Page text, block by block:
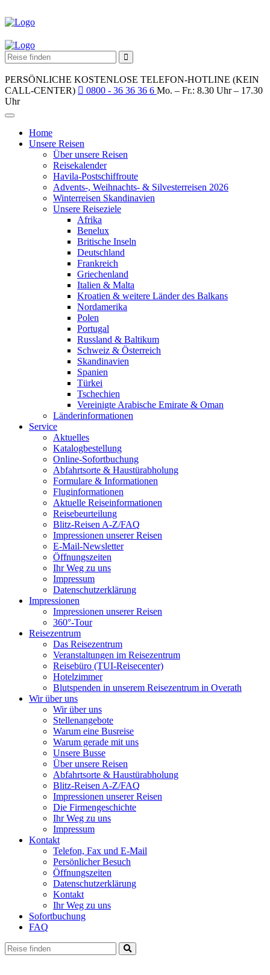
PERSÖNLICHE KOSTENLOSE TELEFON-HOTLINE (KEIN
CALL-CENTER)
0800 - 36 36 36 6 Mo. – Fr.: 8.30 Uhr – 17.30
Uhr
Home
Unsere Reisen
Über unsere Reisen
Reisekalender
Havila-Postschiffroute
Advents-, Weihnachts- & Silvesterreisen 2026
Winterreisen Skandinavien
Unsere Reiseziele
Afrika
Benelux
Britische Inseln
Deutschland
Frankreich
Griechenland
Italien & Malta
Kroatien & weitere Länder des Balkans
Nordamerika
Polen
Portugal
Russland & Baltikum
Schweiz & Österreich
Skandinavien
Spanien
Türkei
Tschechien
Vereinigte Arabische Emirate & Oman
Länderinformationen
Service
Aktuelles
Katalogbestellung
Online-Sofortbuchung
Abfahrtsorte & Haustürabholung
Formulare & Informationen
Fluginformationen
Aktuelle Reiseinformationen
Reisebeurteilung
Blitz-Reisen A-Z/FAQ
Impressionen unserer Reisen
E-Mail-Newsletter
Öffnungszeiten
Ihr Weg zu uns
Impressum
Datenschutzerklärung
Impressionen
Impressionen unserer Reisen
360°-Tour
Reisezentrum
Das Reisezentrum
Veranstaltungen im Reisezentrum
Reisebüro (TUI-Reisecenter)
Hotelzimmer
Blutspenden in unserem Reisezentrum in Overath
Wir über uns
Wir über uns
Stellenangebote
Warum eine Busreise
Warum gerade mit uns
Unsere Busse
Über unsere Reisen
Abfahrtsorte & Haustürabholung
Blitz-Reisen A-Z/FAQ
Impressionen unserer Reisen
Die Firmengeschichte
Ihr Weg zu uns
Impressum
Kontakt
Telefon, Fax und E-Mail
Persönlicher Besuch
Öffnungszeiten
Datenschutzerklärung
Kontakt
Ihr Weg zu uns
Sofortbuchung
FAQ